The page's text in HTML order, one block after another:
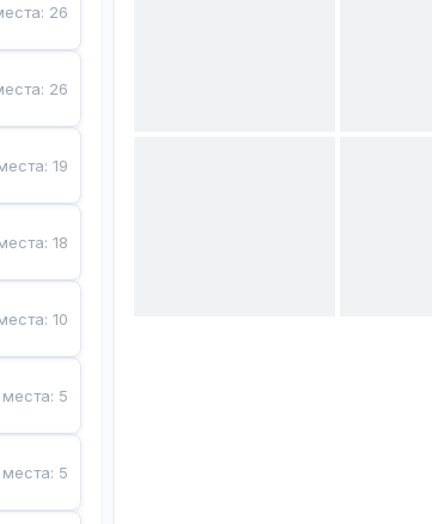
: 26
: 26
:19
:18
:10
: 5
: 5